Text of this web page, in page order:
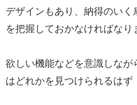
デザインもあり、納得のい
を把握しておかなければなり
欲しい機能などを意識しな
はどれかを見つけられるはず